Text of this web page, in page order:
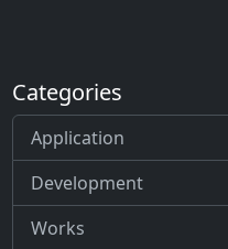
Categories
Application
Development
Works